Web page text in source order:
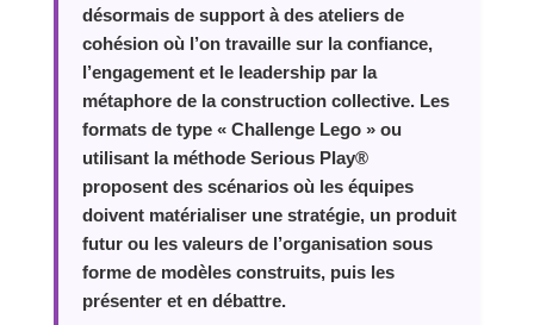
désormais de support à des ateliers de
cohésion où l’on travaille sur la confiance,
l’engagement et le leadership par la
métaphore de la construction collective. Les
formats de type « Challenge Lego » ou
utilisant la méthode Serious Play®
proposent des scénarios où les équipes
doivent matérialiser une stratégie, un produit
futur ou les valeurs de l’organisation sous
forme de modèles construits, puis les
présenter et en débattre.